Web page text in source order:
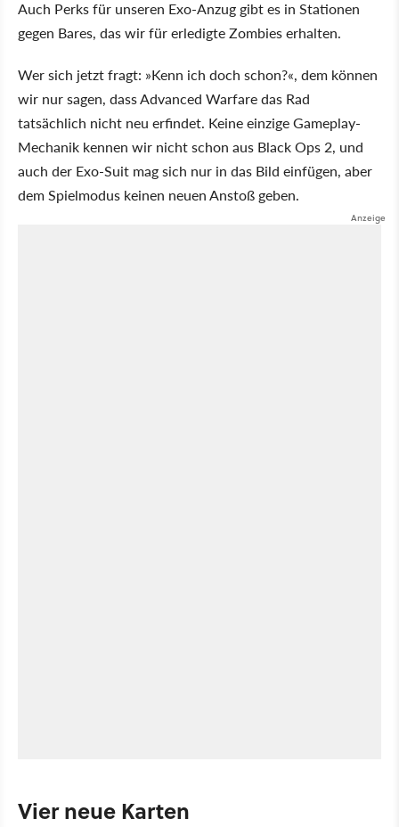
Auch Perks für unseren Exo-Anzug gibt es in Stationen
gegen Bares, das wir für erledigte Zombies erhalten.
Wer sich jetzt fragt: »Kenn ich doch schon?«, dem können
wir nur sagen, dass Advanced Warfare das Rad
tatsächlich nicht neu erfindet. Keine einzige Gameplay-
Mechanik kennen wir nicht schon aus Black Ops 2, und
auch der Exo-Suit mag sich nur in das Bild einfügen, aber
dem Spielmodus keinen neuen Anstoß geben.
Vier neue Karten